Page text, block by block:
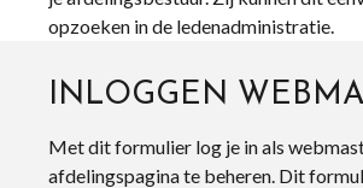
opzoeken in de ledenadministratie.
INLOGGEN
Met dit formulier log je in als
afdelingspagina te beheren. Dit